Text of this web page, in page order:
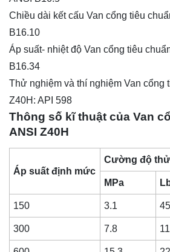
Chiều dài kết cấu Van cổng tiêu
B16.10
Áp suất- nhiệt độ Van cổng tiêu
B16.34
Thử nghiệm và thí nghiệm Van cổng
Z40H: API 598
Thông số kĩ thuật của Van
ANSI Z40H
Áp suất định mức
Cường độ
MPa
150 3.1
300 7.8